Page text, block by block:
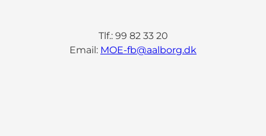
Tlf.: 99 82 33 20
Email: MOE-fb@aalborg.dk